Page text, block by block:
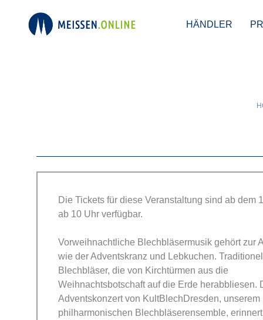
HÄNDLER
Die Tickets für diese Veranstaltung sind ab dem
ab 10 Uhr verfügbar.
Vorweihnachtliche Blechbläsermusik gehört zur
wie der Adventskranz und Lebkuchen.
Blechbläser, die von Kirchtürmen aus die
Weihnachtsbotschaft auf die Erde herabbliesen.
Adventskonzert von KultBlechDresden, unserem
philharmonischen Blechbläserensemble,